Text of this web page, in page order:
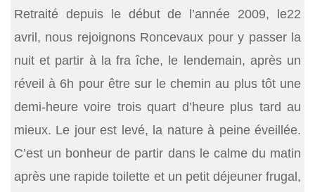
Retraité depuis le début de l’année 2009, le22
avril, nous rejoignons Roncevaux pour y passer la
nuit et partir à la fra îche, le lendemain, après un
réveil à 6h pour être sur le chemin au plus tôt une
demi-heure voire trois quart d’heure plus tard au
mieux. Le jour est levé, la nature à peine éveillée.
C’est un bonheur de partir dans le calme du matin
après une rapide toilette et un petit déjeuner frugal,